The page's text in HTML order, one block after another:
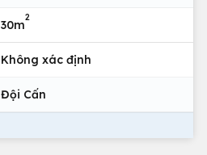
30m
2
Không xác định
Đội Cấn